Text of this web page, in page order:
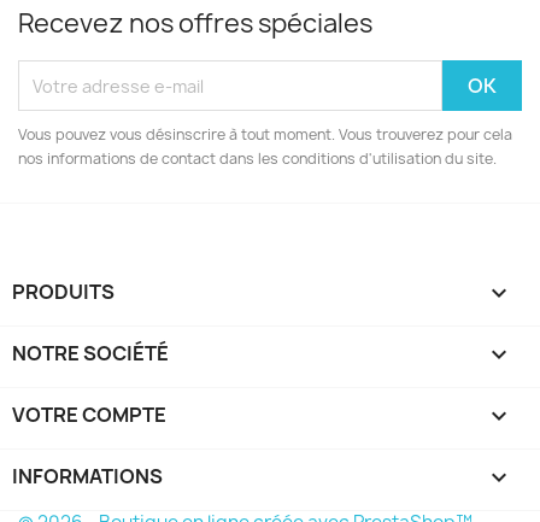
Recevez nos offres spéciales
Vous pouvez vous désinscrire à tout moment. Vous trouverez pour cela
nos informations de contact dans les conditions d'utilisation du site.
PRODUITS 
NOTRE SOCIÉTÉ 
VOTRE COMPTE 
INFORMATIONS keyboard_arrow_down